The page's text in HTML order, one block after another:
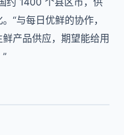
“与每日优鲜的协作，
产品供应，期望能给用